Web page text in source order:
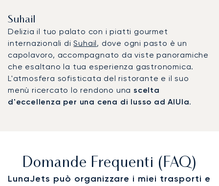
Suhail
Delizia il tuo palato con i piatti gourmet
internazionali diSuhail, dove ogni pasto è un
capolavoro, accompagnato da viste panoramiche
che esaltano la tua esperienza gastronomica.
L'atmosfera sofisticata del ristorante e il suo
menù ricercato lo rendono unascelta
d'eccellenza per una cena di lusso ad AlUla.
Domande Frequenti (FAQ)
LunaJets può organizzare i miei trasporti e